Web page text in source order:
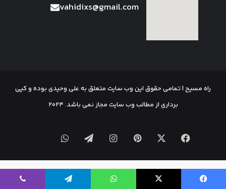
vahidixs@gmail.com
راه مسیح | تمامی حقوق این وب سایت متعلق به علی وحیدی بوده و کپی
برداری از مطالب وب سایت مجاز نمی باشد. 2024